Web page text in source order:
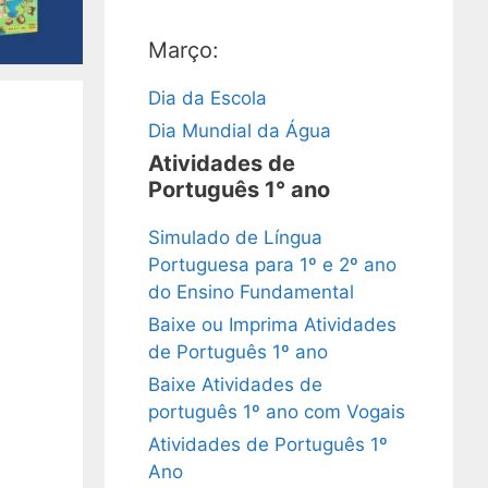
Março:
Dia da Escola
Dia Mundial da Água
Atividades de
Português 1° ano
Simulado de Língua
Portuguesa para 1º e 2º ano
do Ensino Fundamental
Baixe ou Imprima Atividades
de Português 1º ano
Baixe Atividades de
português 1º ano com Vogais
Atividades de Português 1º
Ano